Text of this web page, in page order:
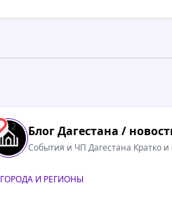
2 Блог Дагестана /
События и ЧП Дагестана Кратко
ГОРОДА И РЕГИОНЫ